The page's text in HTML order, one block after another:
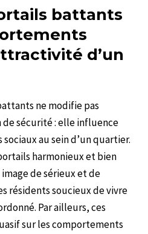
battants
d’un
ne modifie pas
sécurité : elle influence
au sein d’un quartier.
harmonieux et bien
de sérieux et de
résidents soucieux de vivre
Par ailleurs, ces
sur les comportements